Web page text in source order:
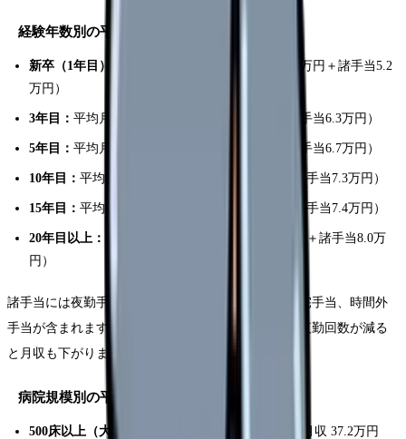
経験年数別の平均月収（税引前・手当込み）
新卒（1年目）：
平均月収 27.2万円（基本給22.0万円＋諸手当5.2
万円）
3年目： 平均月収 29.8万円（基本給23.5万円＋諸手当6.3万円）
5年目： 平均月収 31.5万円（基本給24.8万円＋諸手当6.7万円）
10年目： 平均月収 34.8万円（基本給27.5万円＋諸手当7.3万円）
15年目： 平均月収 37.2万円（基本給29.8万円＋諸手当7.4万円）
20年目以上：
平均月収 39.5万円（基本給31.5万円＋諸手当8.0万
円）
諸手当には夜勤手当（月4〜8回分）、通勤手当、住宅手当、時間外
手当が含まれます。夜勤手当の比重が大きいため、夜勤回数が減る
と月収も下がります。
病院規模別の平均月収
500床以上（大学病院・大規模総合病院）：
平均月収 37.2万円